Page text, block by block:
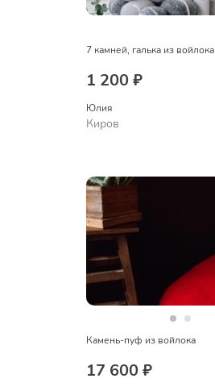
7 камней, галька из войлока
1 200 ₽
Юлия
Киров
Камень-пуф из войлока
17 600 ₽